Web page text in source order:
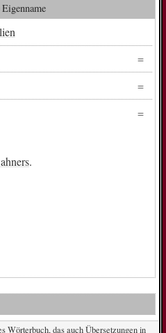
.
Wörterbuch, das auch Übersetzungen in